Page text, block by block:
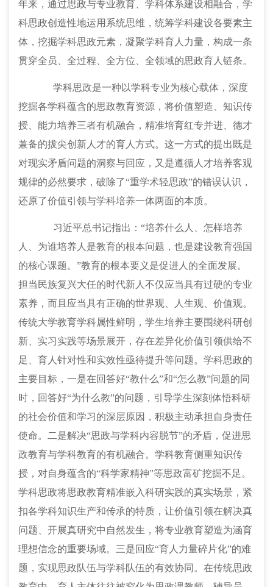
年来，通过思政与专业教育、学科体系建设相融合，学
科思政创造性地运用系统思维，统筹学科建设各要素主
体，挖掘学科思政元素，凝聚学科育人力量，构成一条
贯穿全员、全过程、全方位、全领域的思政育人链条。
学科思政是一种以学科专业为核心载体，深度
挖掘各学科蕴含的思政教育资源，将价值塑造、知识传
授、能力培养三者有机融合，精准培育红专并进、德才
兼备的拔尖创新人才的育人方式。这一方式的提出既是
对现实矛盾问题的洞察与回应，又是遵循人才培养客观
规律的必然要求，破除了“重学术轻思政”的错误认识，
还原了价值引领与学科培养一体两面的本质。
习近平总书记指出： “培养什么人、怎样培养
人、为谁培养人是教育的根本问题，也是建设教育强国
的核心课题。”教育的根本要义是促进人的全面发展。
担当民族复兴大任的时代新人不仅应当具有过硬的专业
素养，而且应当具有正确的世界观、人生观、价值观。
传统大学教育学科属性鲜明，学生培养主要围绕科研创
新、实习实践等场景展开，存在差异化价值引领供给不
足、育人针对性和实效性亟待提升等问题。学科思政的
主要目标，一是在回答好“教什么”和“怎么教”问题的同
时，回答好“为什么教”的问题，引导学生深刻体悟科研
的社会价值和学习的深层原因，积极主动承担自身责任
使命。二是解决“思政与学科内容脱节”的矛盾，促进思
政教育与学科教育的有机融合。学科教育侧重知识传
授，对自身蕴含的“科学家精神”等思政富矿挖掘不足。
学科思政将思政教育精准嵌入科研实践的真实场景，紧
扣各学科知识生产和传承的特质，让价值引领在解决真
问题、开展真研究中自然发生，将专业教育塑造为涵育
理想信念的重要场域。三是回应“育人力量碎片化”的难
题，实现思政队伍与学科队伍的有效协同。在传统思政